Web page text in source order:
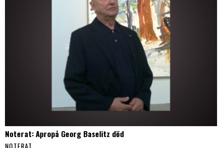
Noterat: Apropå Georg Baselitz död
NOTERAT